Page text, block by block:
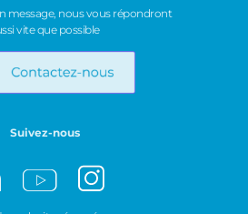
message, nous vous répondront
vite que possible
Suivez-nous